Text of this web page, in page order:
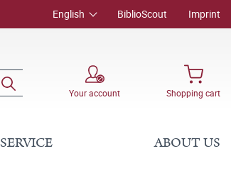
English BiblioScout Imprint
Your account Shopping cart
SERVICE ABOUT US